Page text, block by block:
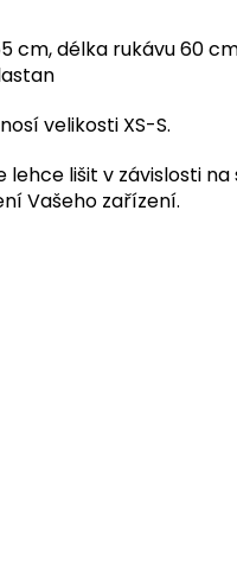
cm, délka rukávu 60
velikosti XS-S.
lišit v závislosti
Vašeho zařízení.